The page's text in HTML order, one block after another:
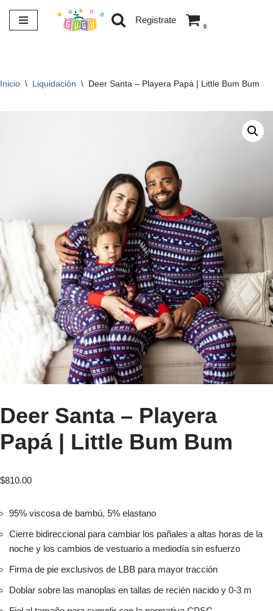
Saltar
Registrate
0
Inicio \ Liquidación \ Deer Santa – Playera Papá | Little Bum Bum
Deer Santa – Playera
Papá | Little Bum Bum
$810.00
95% viscosa de bambú, 5% elastano
Cierre bidireccional para cambiar los pañales a altas horas de la
noche y los cambios de vestuario a mediodía sin esfuerzo
Firma de pie exclusivos de LBB para mayor tracción
Doblar sobre las manoplas en tallas de recién nacido y 0-3 m